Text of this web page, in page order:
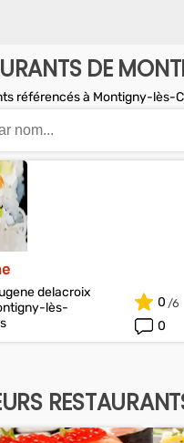
DE
référencés à Montigny-lès-
delacroix
lès-
0
0